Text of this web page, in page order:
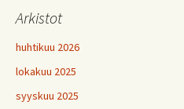
Arkistot
huhtikuu 2026
lokakuu 2025
syyskuu 2025